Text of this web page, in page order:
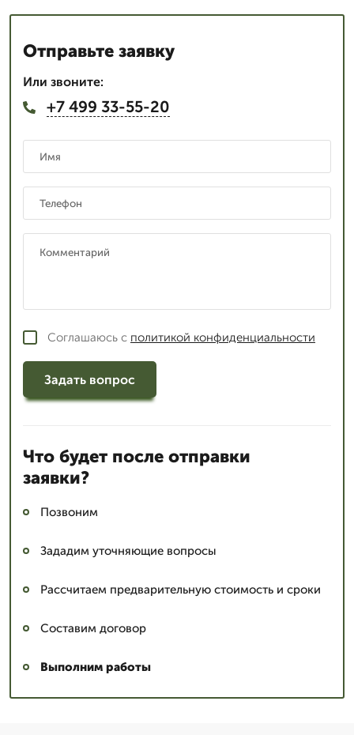
Отправьте заявку
Или звоните:
+7 499 33-55-20
Соглашаюсь с политикой конфиденциальности
Задать вопрос
Что будет после отправки
заявки?
Позвоним
Зададим уточняющие вопросы
Рассчитаем предварительную стоимость и сроки
Составим договор
Выполним работы